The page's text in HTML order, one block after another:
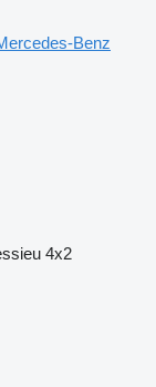
Benz
4x2